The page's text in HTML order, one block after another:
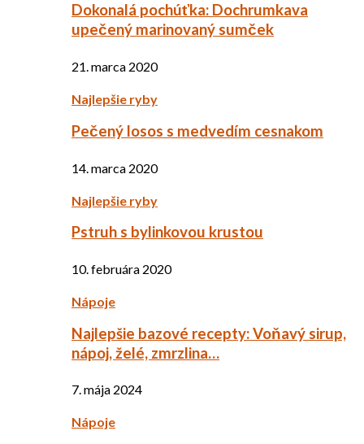
Dokonalá pochúťka: Dochrumkava
upečený marinovaný sumček
21. marca 2020
Najlepšie ryby
Pečený losos s medvedím cesnakom
14. marca 2020
Najlepšie ryby
Pstruh s bylinkovou krustou
10. februára 2020
Nápoje
Najlepšie bazové recepty: Voňavý sirup,
nápoj, želé, zmrzlina…
7. mája 2024
Nápoje